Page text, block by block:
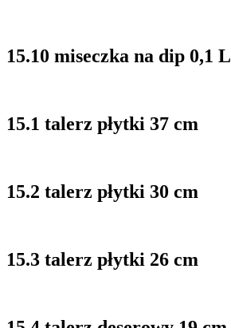
15.10 miseczka na dip 0,1 L
15.1 talerz płytki 37 cm
15.2 talerz płytki 30 cm
15.3 talerz płytki 26 cm